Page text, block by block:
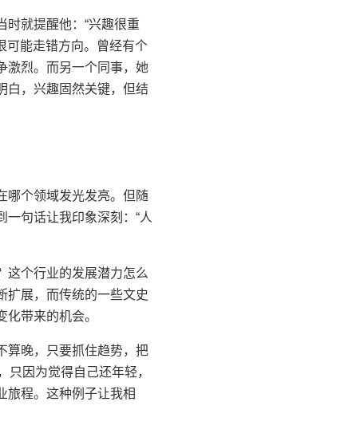
时就提醒他：“兴趣很重
可能走错方向。曾经有个
激烈。而另一个同事，她
白，兴趣固然关键，但结
哪个领域发光发亮。但随
句话让我印象深刻：“人
这个行业的发展潜力怎么
扩展，而传统的一些文史
带来的机会。
算晚，只要抓住趋势，把
因为觉得自己还年轻，
旅程。这种例子让我相